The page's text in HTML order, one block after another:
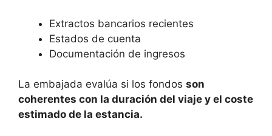
Extractos bancarios recientes
Estados de cuenta
Documentación de ingresos
La embajada evalúa si los fondos son
coherentes con la duración del viaje y el coste
estimado de la estancia.